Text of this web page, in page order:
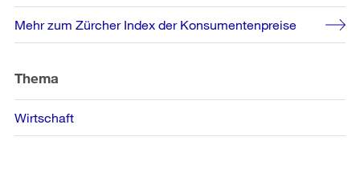
Mehr zum Zürcher Index der Konsumentenpreise
Thema
Wirtschaft